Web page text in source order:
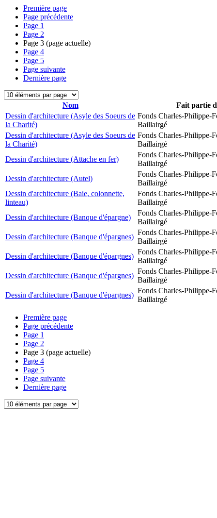
Première page
Page précédente
Page 1
Page 2
Page 3 (page actuelle)
Page 4
Page 5
Page suivante
Dernière page
Nom
Fait partie
Dessin d'architecture (Asyle des Soeurs de
la Charité)
Fonds Charles-Philippe-
Baillairgé
Dessin d'architecture (Asyle des Soeurs de
la Charité)
Fonds Charles-Philippe-
Baillairgé
Dessin d'architecture (Attache en fer)
Fonds Charles-Philippe-
Baillairgé
Dessin d'architecture (Autel)
Fonds Charles-Philippe-
Baillairgé
Dessin d'architecture (Baie, colonnette,
linteau)
Fonds Charles-Philippe-
Baillairgé
Dessin d'architecture (Banque d'épargne)
Fonds Charles-Philippe-
Baillairgé
Dessin d'architecture (Banque d'épargnes)
Fonds Charles-Philippe-
Baillairgé
Dessin d'architecture (Banque d'épargnes)
Fonds Charles-Philippe-
Baillairgé
Dessin d'architecture (Banque d'épargnes)
Fonds Charles-Philippe-
Baillairgé
Dessin d'architecture (Banque d'épargnes)
Fonds Charles-Philippe-
Baillairgé
Première page
Page précédente
Page 1
Page 2
Page 3 (page actuelle)
Page 4
Page 5
Page suivante
Dernière page